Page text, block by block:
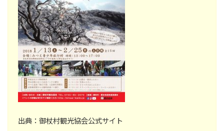
出典：御杖村観光協会公式サイト